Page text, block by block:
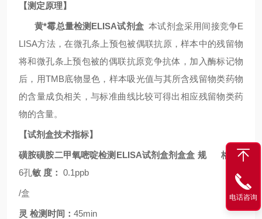
【测定原理】
黄*霉总量检测ELISA试剂盒 本试剂盒采用间接竞争E
LISA方法，在微孔条上预包被偶联抗原，样本中的残留物
将和微孔条上预包被的偶联抗原竞争抗体，加入酶标记物
后，用TMB底物显色，样本吸光值与其所含残留物类药物
的含量成负相关，与标准曲线比较可得出相应残留物类药
物的含量。
【试剂盒技术指标】
磺胺磺胺二甲氧嘧啶检测 ELISA试剂盒剂盒盒 规 格：9
6孔敏 度： 0.1ppb
/盒
灵 检测时间： 45min
电话咨询